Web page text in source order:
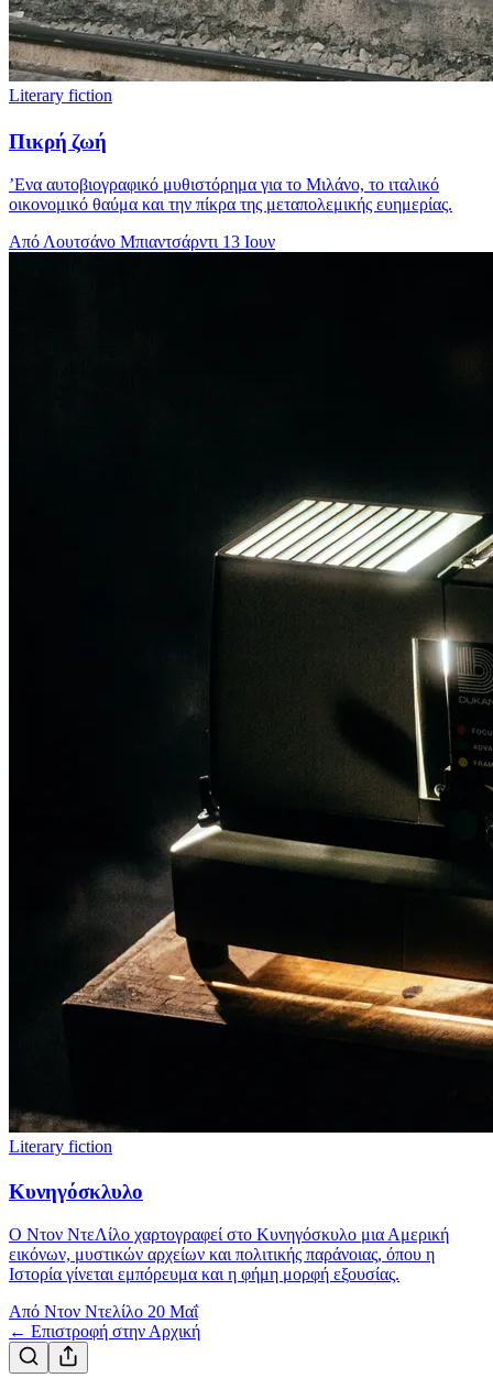
Literary fiction
Πικρή ζωή
’Ενα αυτοβιογραφικό μυθιστόρημα για το Μιλάνο, το ιταλικό
οικονομικό θαύμα και την πίκρα της μεταπολεμικής ευημερίας.
Από Λουτσάνο Μπιαντσάρντι 13 Ιουν
Literary fiction
Κυνηγόσκλυλο
Ο Ντον ΝτεΛίλο χαρτογραφεί στο Κυνηγόσκυλο μια Αμερική
εικόνων, μυστικών αρχείων και πολιτικής παράνοιας, όπου η
Ιστορία γίνεται εμπόρευμα και η φήμη μορφή εξουσίας.
Από Ντον Ντελίλο 20 Μαΐ
← Επιστροφή στην Αρχική